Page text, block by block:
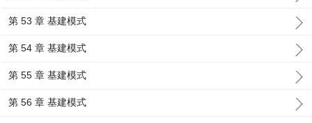
第 53 章 基建模式
第 54 章 基建模式
第 55 章 基建模式
第 56 章 基建模式